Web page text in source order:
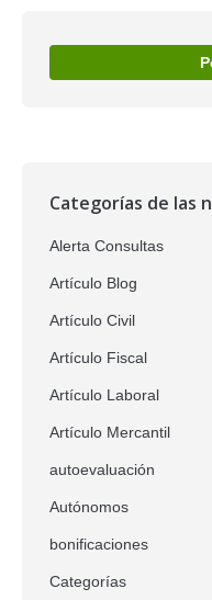
Categorías de las
Alerta Consultas
Artículo Blog
Artículo Civil
Artículo Fiscal
Artículo Laboral
Artículo Mercantil
autoevaluación
Autónomos
bonificaciones
Categorías